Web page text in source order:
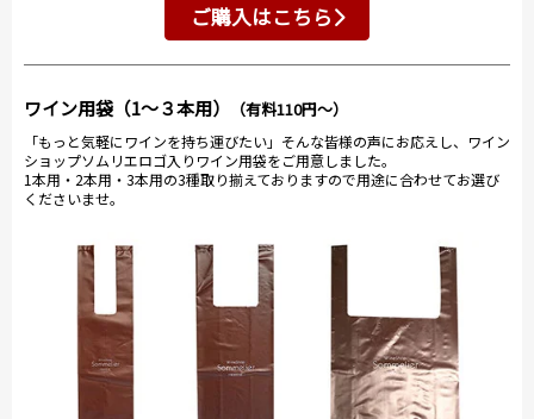
ご購入はこちら
ワイン用袋（1～３本用） （有料110円～）
「もっと気軽にワインを持ち運びたい」そんな皆様の声にお応えし、ワイン
ショップソムリエロゴ入りワイン用袋をご用意しました。
1本用・2本用・3本用の3種取り揃えておりますので用途に合わせてお選び
くださいませ。